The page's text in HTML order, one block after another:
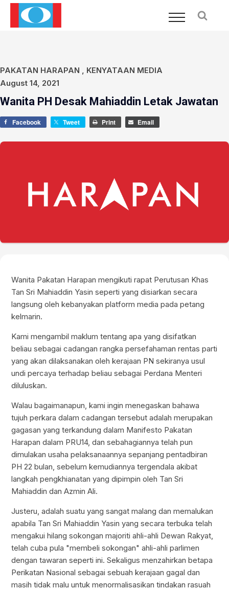
PAKATAN HARAPAN , KENYATAAN MEDIA
August 14, 2021
Wanita PH Desak Mahiaddin Letak Jawatan
Facebook Tweet Print Email
Wanita Pakatan Harapan mengikuti rapat Perutusan Khas
Tan Sri Mahiaddin Yasin seperti yang disiarkan secara
langsung oleh kebanyakan platform media pada petang
kelmarin.
Kami mengambil maklum tentang apa yang disifatkan
beliau sebagai cadangan rangka persefahaman rentas parti
yang akan dilaksanakan oleh kerajaan PN sekiranya usul
undi percaya terhadap beliau sebagai Perdana Menteri
diluluskan.
Walau bagaimanapun, kami ingin menegaskan bahawa
tujuh perkara dalam cadangan tersebut adalah merupakan
gagasan yang terkandung dalam Manifesto Pakatan
Harapan dalam PRU14, dan sebahagiannya telah pun
dimulakan usaha pelaksanaannya sepanjang pentadbiran
PH 22 bulan, sebelum kemudiannya tergendala akibat
langkah pengkhianatan yang dipimpin oleh Tan Sri
Mahiaddin dan Azmin Ali.
Justeru, adalah suatu yang sangat malang dan memalukan
apabila Tan Sri Mahiaddin Yasin yang secara terbuka telah
mengakui hilang sokongan majoriti ahli-ahli Dewan Rakyat,
telah cuba pula "membeli sokongan" ahli-ahli parlimen
dengan tawaran seperti ini. Sekaligus menzahirkan betapa
Perikatan Nasional sebagai sebuah kerajaan gagal dan
masih tidak malu untuk menormalisasikan tindakan rasuah